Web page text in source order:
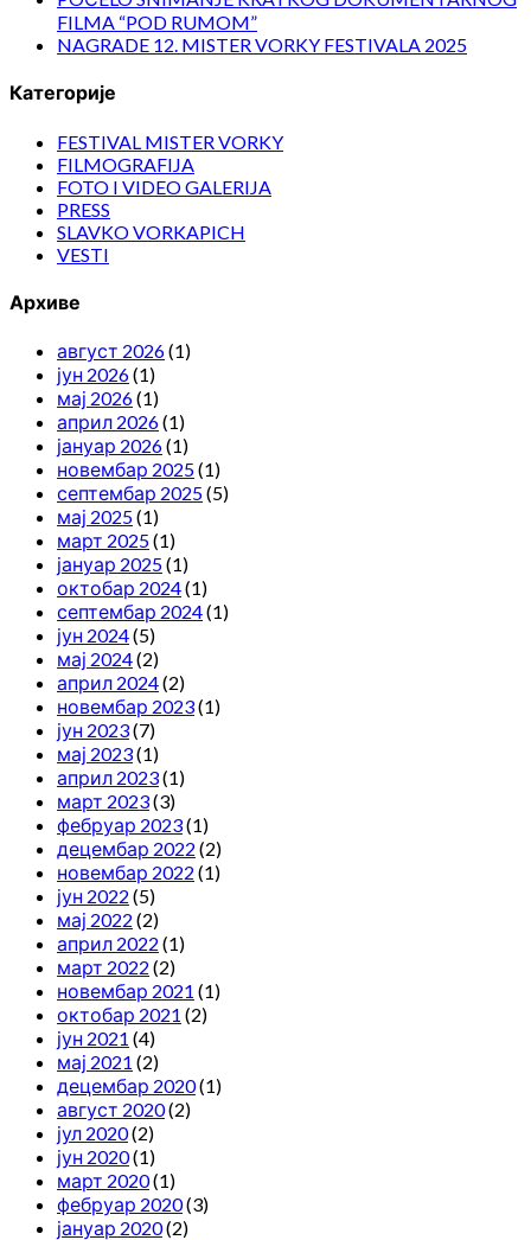
FILMA “POD RUMOM”
NAGRADE 12. MISTER VORKY FESTIVALA 2025
Категорије
FESTIVAL MISTER VORKY
FILMOGRAFIJA
FOTO I VIDEO GALERIJA
PRESS
SLAVKO VORKAPICH
VESTI
Архиве
август 2026(1)
јун 2026(1)
мај 2026(1)
април 2026(1)
јануар 2026(1)
новембар 2025(1)
септембар 2025(5)
мај 2025(1)
март 2025(1)
јануар 2025(1)
октобар 2024(1)
септембар 2024(1)
јун 2024(5)
мај 2024(2)
април 2024(2)
новембар 2023(1)
јун 2023(7)
мај 2023(1)
април 2023(1)
март 2023(3)
фебруар 2023(1)
децембар 2022 (2)
новембар 2022 (1)
јун 2022 (5)
мај 2022 (2)
април 2022 (1)
март 2022 (2)
новембар 2021 (1)
октобар 2021 (2)
јун 2021 (4)
мај 2021 (2)
децембар 2020(1)
август 2020(2)
јул 2020(2)
јун 2020(1)
март 2020(1)
фебруар 2020(3)
јануар 2020(2)